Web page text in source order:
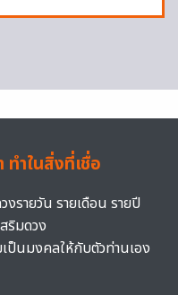
ำในสิ่งที่เชื่อ
รายวัน รายเดือน รายปี
ริมดวง
ป็นมงคลให้กับตัวท่านเอง